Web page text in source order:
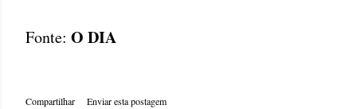
Fonte: O DIA
Compartilhar
Enviar esta postagem